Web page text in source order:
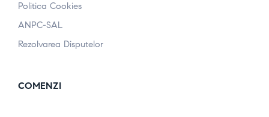
Politica Cookies
ANPC-SAL
Rezolvarea Disputelor
COMENZI